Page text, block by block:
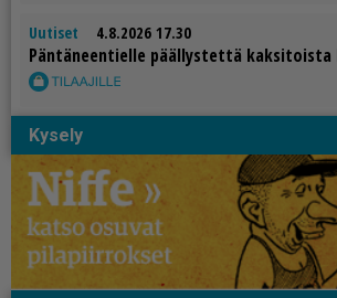
Uutiset 4.8.2026 17.30
Pän­tä­neen­tiel­le pääl­lys­tet­tä
Kysely